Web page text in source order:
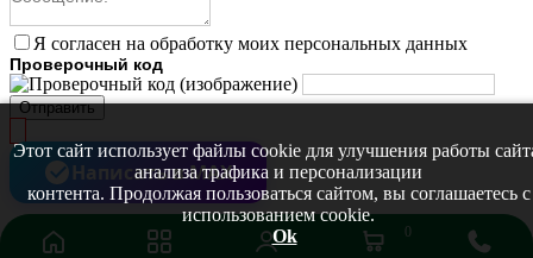
Этот сайт использует файлы cookie для улучшения работы
анализа трафика и персонализации
контента. Продолжая пользоваться сайтом, вы соглашаетесь с
использованием cookie.
Ok
Я согласен на обработку моих персональных данных
Проверочный код
Отправить
0
Написать в MAX